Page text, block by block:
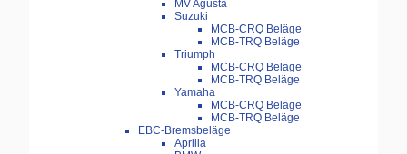
MV Agusta
Suzuki
MCB-CRQ Beläge
MCB-TRQ Beläge
Triumph
MCB-CRQ Beläge
MCB-TRQ Beläge
Yamaha
MCB-CRQ Beläge
MCB-TRQ Beläge
EBC-Bremsbeläge
Aprilia